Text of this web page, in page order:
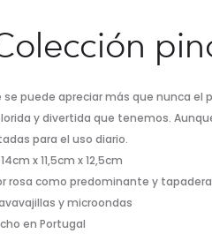
puede apreciar más que nunca
y divertida que tenemos.
para el uso diario.
x 11,5cm x 12,5cm
rosa como predominante y
y microondas
en Portugal